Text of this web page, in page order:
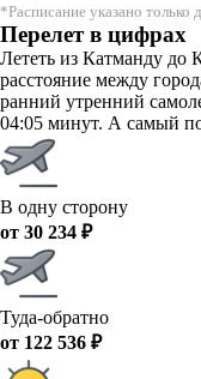
*Расписание указано только
Перелет в цифрах
Лететь из Катманду до
расстояние между
ранний утренний
04:05 минут. А самый
В одну сторону
от 30 234 ₽
Туда-обратно
от 122 536 ₽